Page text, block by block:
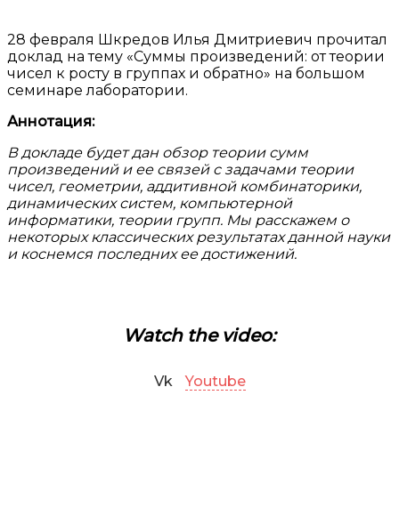
28 февраля Шкредов Илья Дмитриевич прочитал
доклад на тему «Суммы произведений: от теории
чисел к росту в группах и обратно» на большом
семинаре лаборатории.
Аннотация:
В докладе будет дан обзор теории сумм
произведений и ее связей с задачами теории
чисел, геометрии, аддитивной комбинаторики,
динамических систем, компьютерной
информатики, теории групп. Мы расскажем о
некоторых классических результатах данной науки
и коснемся последних ее достижений.
Watch the video:
Vk Youtube